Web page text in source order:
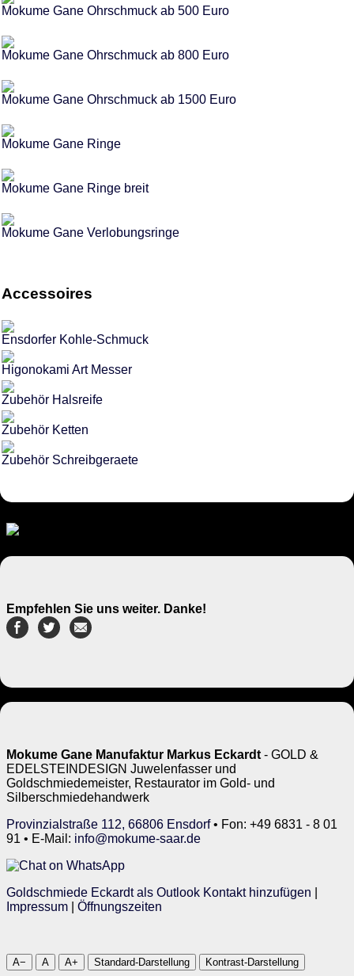
Mokume Gane Ohrschmuck ab 500 Euro
Mokume Gane Ohrschmuck ab 800 Euro
Mokume Gane Ohrschmuck ab 1500 Euro
Mokume Gane Ringe
Mokume Gane Ringe breit
Mokume Gane Verlobungsringe
Accessoires
Ensdorfer Kohle-Schmuck
Higonokami Art Messer
Zubehör Halsreife
Zubehör Ketten
Zubehör Schreibgeraete
Empfehlen Sie uns weiter. Danke!
Mokume Gane Manufaktur Markus Eckardt - GOLD &
EDELSTEINDESIGN Juwelenfasser und
Goldschmiedemeister, Restaurator im Gold- und
Silberschmiedehandwerk
Provinzialstraße 112, 66806 Ensdorf• Fon: +49 6831 - 8 01
91 • E-Mail: info@mokume-saar.de
Goldschmiede Eckardt als Outlook Kontakt hinzufügen
Impressum
Öffnungszeiten
A− A A+ Standard-Darstellung Kontrast-Darstellung